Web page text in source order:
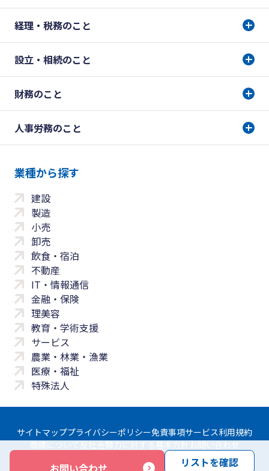
お問い合わせ リストを確認
経理・税務のこと
設立・相続のこと
財務のこと
人事労務のこと
業種から探す
建設
製造
小売
卸売
飲食・宿泊
不動産
IT・情報通信
金融・保険
理美容
教育・学術支援
サービス
農業・林業・漁業
医療・福祉
特殊法人
サイトマッププライバシーポリシー免責事項サービス利用規約
商標について 反社会勢力に対する基本方針 お問い合わせ